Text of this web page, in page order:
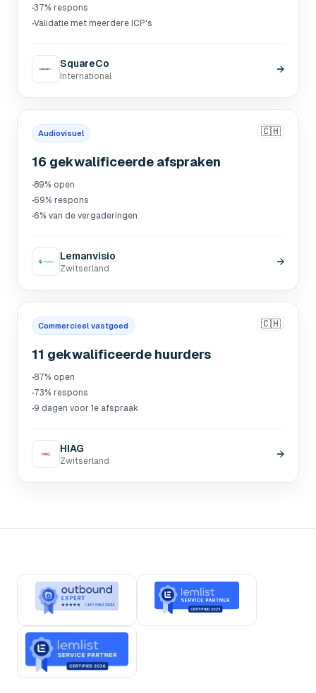
·37% respons
·Validatie met meerdere ICP's
SquareCo
International
→
Audiovisuel 🇨🇭
16 gekwalificeerde afspraken
·89% open
·69% respons
·6% van de vergaderingen
Lemanvisio
Zwitserland
→
Commercieel vastgoed 🇨🇭
11 gekwalificeerde huurders
·87% open
·73% respons
·9 dagen voor 1e afspraak
HIAG
Zwitserland
→